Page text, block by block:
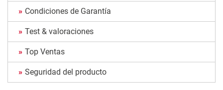
Condiciones de Garantía
Test & valoraciones
Top Ventas
Seguridad del producto